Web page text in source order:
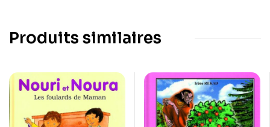
Produits similaires